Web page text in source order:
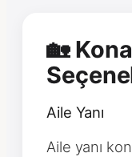
🏡
Aile Yanı
Aile yanı